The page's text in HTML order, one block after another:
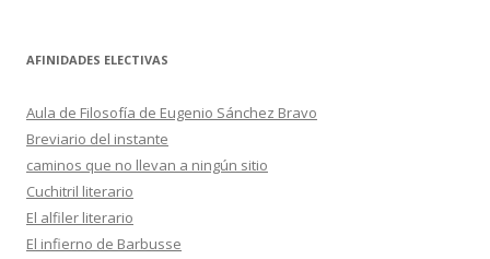
AFINIDADES ELECTIVAS
Aula de Filosofía de Eugenio Sánchez Bravo
Breviario del instante
caminos que no llevan a ningún sitio
Cuchitril literario
El alfiler literario
El infierno de Barbusse